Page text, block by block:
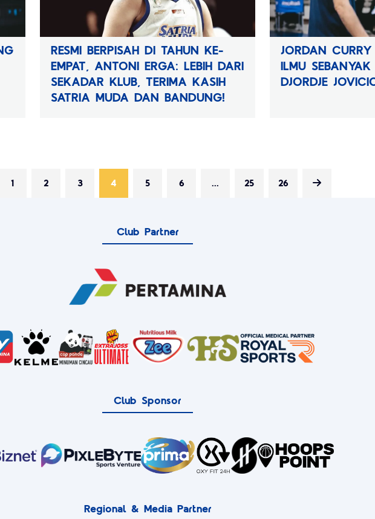
RESMI BERPISAH DI TAHUN KE-
EMPAT, ANTONI ERGA: LEBIH DARI
SEKADAR KLUB, TERIMA KASIH
SATRIA MUDA DAN BANDUNG!
JORDAN
ILMU
DJORDJE
1 2 3 4 5 6 ... 25 26
Club Partner
Club Sponsor
Regional & Media Partner